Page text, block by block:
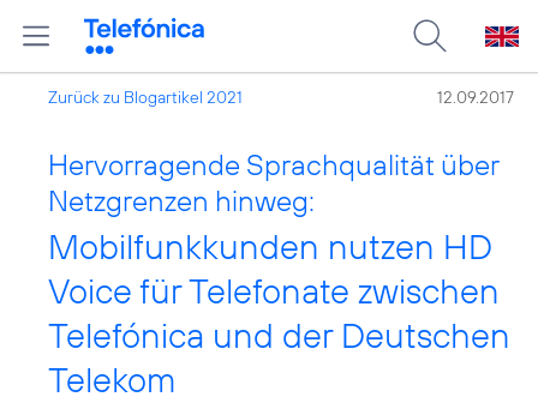
Zurück zu Blogartikel 2021 12.09.2017
Hervorragende Sprachqualität über
Netzgrenzen hinweg:
Mobilfunkkunden nutzen HD
Voice für Telefonate zwischen
Telefónica und der Deutschen
Telekom